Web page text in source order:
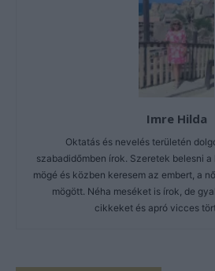
Imre Hilda
Oktatás és nevelés területén
szabadidőmben írok. Szeretek belesni
mögé és közben keresem az embert, a
mögött. Néha meséket is írok, de
cikkeket és apró vicces